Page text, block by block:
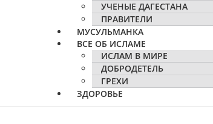
УЧЕНЫЕ ДАГЕСТАНА
ПРАВИТЕЛИ
МУСУЛЬМАНКА
ВСЕ ОБ ИСЛАМЕ
ИСЛАМ В МИРЕ
ДОБРОДЕТЕЛЬ
ГРЕХИ
ЗДОРОВЬЕ